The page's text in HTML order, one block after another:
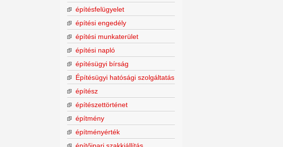
építésfelügyelet
építési engedély
építési munkaterület
építési napló
építésügyi bírság
Építésügyi hatósági szolgáltatás
építész
építészettörténet
építmény
építményérték